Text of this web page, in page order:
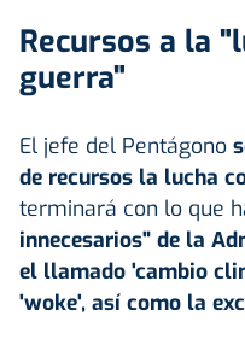
Recursos a la
guerra"
El jefe del Pentágono
de recursos la lucha
terminará con lo que
innecesarios" de la
el llamado 'cambio
'woke', así como la